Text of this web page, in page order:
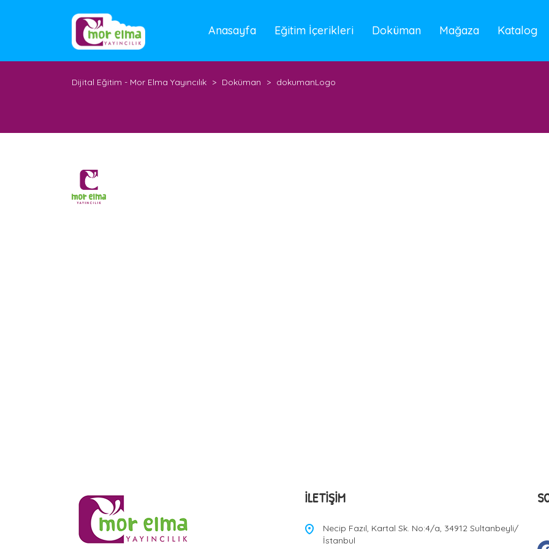
Anasayfa Eğitim İçerikleri Doküman Mağaza Katalog
Dijital Eğitim - Mor Elma Yayıncılık > Doküman > dokumanLogo
İLETIŞIM
Necip Fazıl, Kartal Sk. No:4/a, 34912 Sultanbeyli/
İstanbul